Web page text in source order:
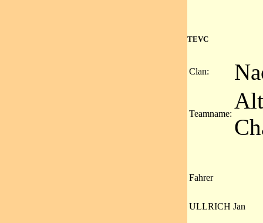
TEVC
Clan:
Teamname:
Fahrer
ULLRICH Jan